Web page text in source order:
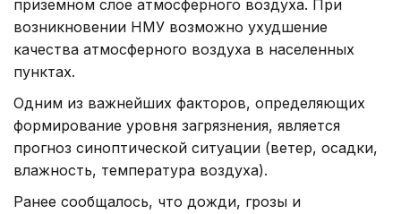
приземном слое атмосферного воздуха. При
возникновении НМУ возможно ухудшение
качества атмосферного воздуха в населенных
пунктах.
Одним из важнейших факторов, определяющих
формирование уровня загрязнения, является
прогноз синоптической ситуации (ветер, осадки,
влажность, температура воздуха).
Ранее сообщалось, что дожди, грозы и